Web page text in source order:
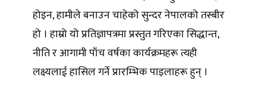
होइन, हामीले बनाउन चाहेको सुन्दर नेपालको तस्बीर
हो । हाम्रो यो प्रतिज्ञापत्रमा प्रस्तुत गरिएका सिद्धान्त,
नीति र आगामी पाँच वर्षका कार्यक्रमहरू त्यही
लक्ष्यलाई हासिल गर्ने प्रारम्भिक पाइलाहरू हुन् ।